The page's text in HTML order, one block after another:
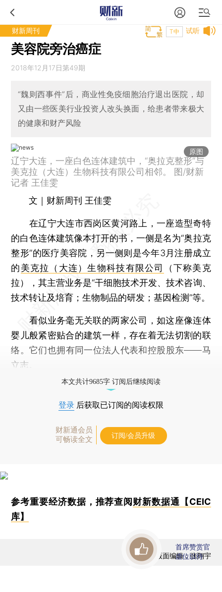
财新周刊 试听
T中
美容院旁治癌症
2018年12月17日第49期
“魏则西事件”后，商业性免疫细胞治疗退出医院，却
又由一些医美行业投资人改头换面，给患者带来极大
的健康和财产风险
原图
辽宁大连，一座白色连体建筑中，“奥拉克整形”与
美克拉（大连）生物科技有限公司相邻。 图/财新
记者 王佳雯
文｜财新周刊 王佳雯
在辽宁大连市西岗区黄河路上，一座造型奇特
的白色连体建筑像本打开的书，一侧是名为“奥拉克
整形”的医疗美容院，另一侧则是今年3月注册成立
的美克拉（大连）生物科技有限公司
（下称美克
拉），其主营业务是“干细胞技术开发、技术咨询、
技术转让及培育；生物制品的研发；基因检测”等。
看似业务毫无关联的两家公司，如这座像连体
婴儿般紧密贴合的建筑一样，存在着无法切割的联
络。它们也拥有同一位法人代表和控股股东——马
立志。
本文共计9685字 订阅后继续阅读
登录 后获取已订阅的阅读权限
财新通会员
可畅读全文
订阅/会员升级
参考重要经济数据，推荐查阅 财新数据通【CEIC
库】
版面编辑：张翔宇
首席赞赏官
虚位以待